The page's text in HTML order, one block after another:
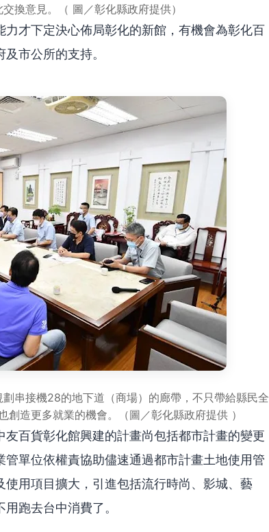
換意見。（ 圖／彰化縣政府提供）
才下定決心佈局彰化的新館，有機會為彰化百
市公所的支持。
串接機28的地下道（商場）的廊帶，不只帶給縣民全
造更多就業的機會。（圖／彰化縣政府提供 ）
百貨彰化館興建的計畫尚包括都市計畫的變更
單位依權責協助儘速通過都市計畫土地使用管
用項目擴大，引進包括流行時尚、影城、藝
跑去台中消費了。